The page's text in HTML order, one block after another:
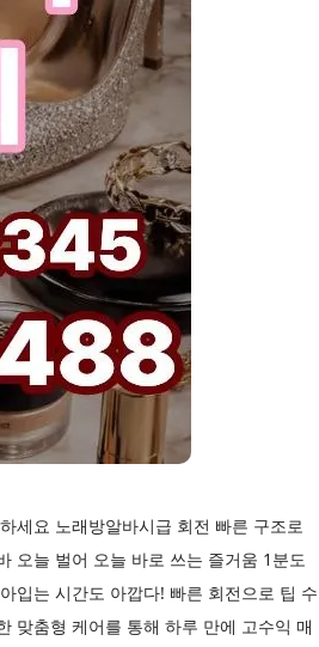
세요 노래방알바시급 회전 빠른 구조로
오늘 벌어 오늘 바로 쓰는 즐거움 1분도
입는 시간도 아깝다! 빠른 회전으로 팁 수
맞춤형 케어를 통해 하루 만에 고수익 매